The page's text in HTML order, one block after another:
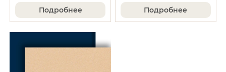
Подробнее Подробнее